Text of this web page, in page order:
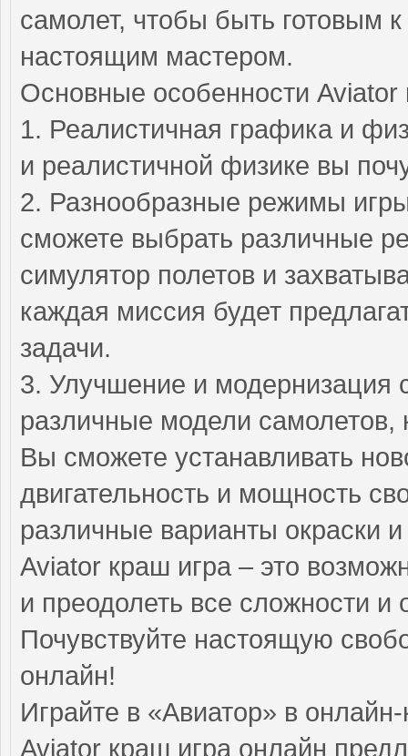
самолет, чтобы быть готовым
настоящим мастером.
Основные особенности Aviator
1. Реалистичная графика и
и реалистичной физике вы
2. Разнообразные режимы
сможете выбрать различные
симулятор полетов и
каждая миссия будет
задачи.
3. Улучшение и модернизация
различные модели самолетов,
Вы сможете устанавливать
двигательность и мощность
различные варианты окраски
Aviator краш игра – это
и преодолеть все сложности и
Почувствуйте настоящую
онлайн!
Играйте в «Авиатор» в
Aviator краш игра онлайн